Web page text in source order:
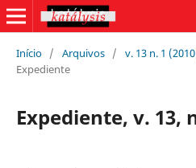
Início / Arquivos / v. 13 n. 1
Expediente
Expediente, v. 13,